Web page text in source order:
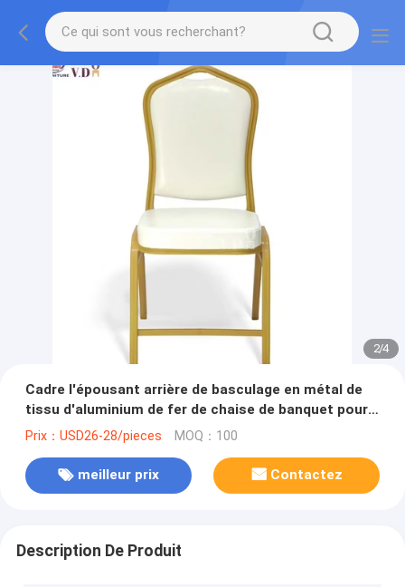
2/4
Cadre l'épousant arrière de basculage en métal de
tissu d'aluminium de fer de chaise de banquet pour
l'hôtel Hall
Prix：USD26-28/pieces MOQ：100
meilleur prix Contactez
Description De Produit